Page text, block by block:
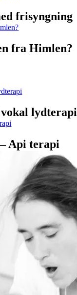
frisyngning
fra Himlen?
lydterapi
Api terapi